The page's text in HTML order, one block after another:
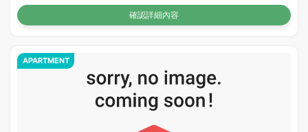
確認詳細內容
APARTMENT